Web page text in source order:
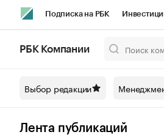
Подписка на РБК
Спецпроекты СПб
Технологии и медиа
РБК Компании
Выбор редакции
Лента публикаций